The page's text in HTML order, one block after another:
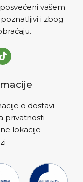
vašem
i zbog
o dostavi
privatnosti
lokacije